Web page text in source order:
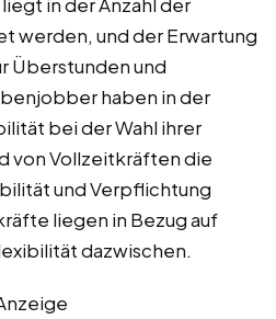
werden, und der Erwartung
Überstunden und
haben in der
bei der Wahl ihrer
von Vollzeitkräften die
und Verpflichtung
liegen in Bezug auf
dazwischen.